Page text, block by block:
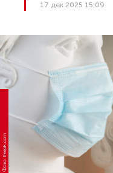
17 дек 2025 15:09
Фото: freepik.com